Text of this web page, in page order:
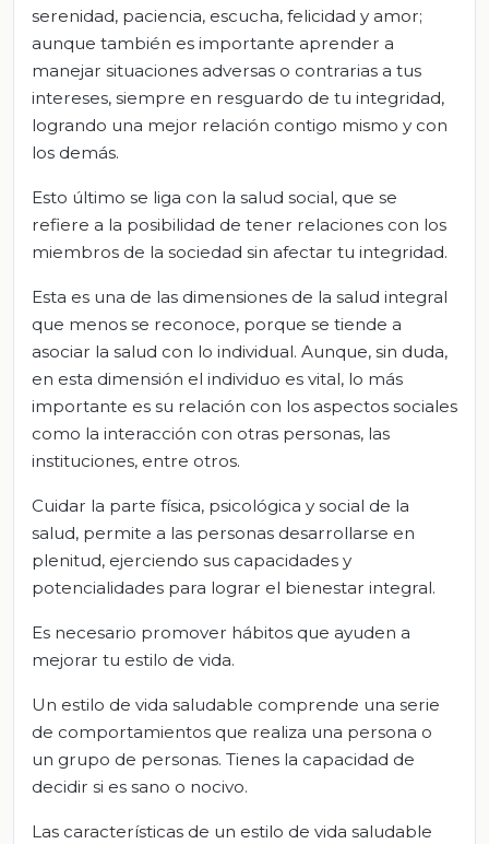
serenidad, paciencia, escucha, felicidad y amor;
aunque también es importante aprender a
manejar situaciones adversas o contrarias a tus
intereses, siempre en resguardo de tu integridad,
logrando una mejor relación contigo mismo y con
los demás.
Esto último se liga con la salud social, que se
refiere a la posibilidad de tener relaciones con los
miembros de la sociedad sin afectar tu integridad.
Esta es una de las dimensiones de la salud integral
que menos se reconoce, porque se tiende a
asociar la salud con lo individual. Aunque, sin duda,
en esta dimensión el individuo es vital, lo más
importante es su relación con los aspectos sociales
como la interacción con otras personas, las
instituciones, entre otros.
Cuidar la parte física, psicológica y social de la
salud, permite a las personas desarrollarse en
plenitud, ejerciendo sus capacidades y
potencialidades para lograr el bienestar integral.
Es necesario promover hábitos que ayuden a
mejorar tu estilo de vida.
Un estilo de vida saludable comprende una serie
de comportamientos que realiza una persona o
un grupo de personas. Tienes la capacidad de
decidir si es sano o nocivo.
Las características de un estilo de vida saludable